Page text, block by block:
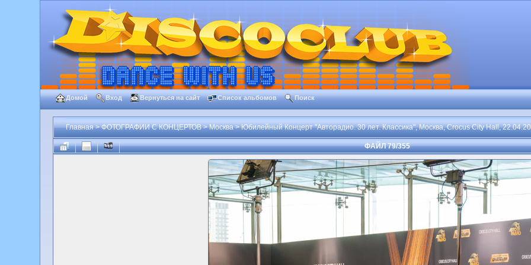
Домой Вход Вернуться на сайт Список альбомов Поиск
Главная>ФОТОГРАФИИ С КОНЦЕРТОВ>Москва>Юбилейный Концерт "Авторадио. 30 лет. Классика", Москва, Crocus City Hall,
ФАЙЛ 79/355